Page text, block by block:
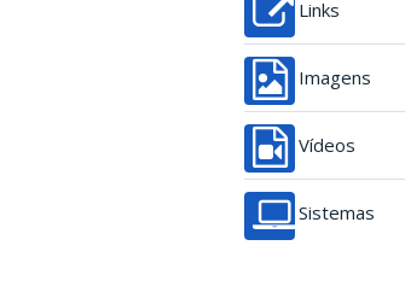
Links
Imagens
Vídeos
Sistemas